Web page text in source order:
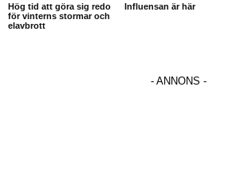
Hög tid att göra sig redo
för vinterns stormar och
elavbrott
Influensan är här